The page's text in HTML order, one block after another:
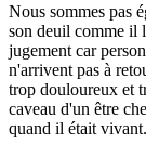
Nous sommes pas
son deuil comme il
jugement car
n'arrivent pas à
trop douloureux et
caveau d'un être
quand il était vivant.